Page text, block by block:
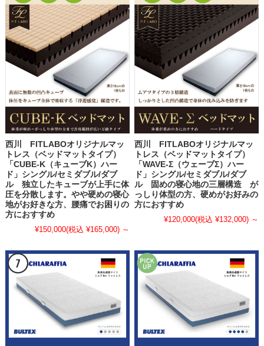
西川 FITLABOオリジナルマッ
トレス（ベッドマットタイプ）
「CUBE-K（キューブK）ハー
ド」シングル/セミダブル/ダブ
ル 独立したキューブが上手に体
圧を分散します。やや硬めの寝心
地がお好きな方、腰痛でお困りの
方におすすめ
¥150,000(税込 ¥165,000) ～
西川 FITLABOオリジナルマッ
トレス（ベッドマットタイプ）
「WAVE-Σ（ウェーブΣ）ハー
ド」シングル/セミダブル/ダブ
ル 固めの寝心地の三層構造 が
っしり体型の方、硬めがお好みの
方におすすめ
¥120,000(税込 ¥132,000) ～